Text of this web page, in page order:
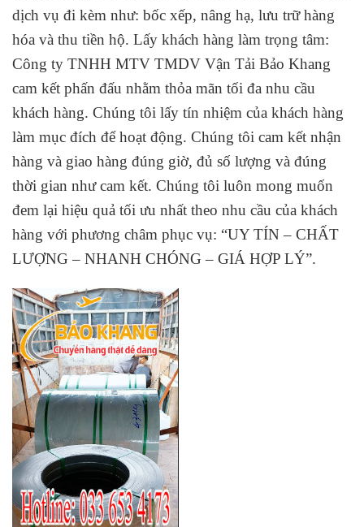
dịch vụ đi kèm như: bốc xếp, nâng hạ, lưu trữ hàng
hóa và thu tiền hộ. Lấy khách hàng làm trọng tâm:
Công ty TNHH MTV TMDV Vận Tải Bảo Khang
cam kết phấn đấu nhằm thỏa mãn tối đa nhu cầu
khách hàng. Chúng tôi lấy tín nhiệm của khách hàng
làm mục đích để hoạt động. Chúng tôi cam kết nhận
hàng và giao hàng đúng giờ, đủ số lượng và đúng
thời gian như cam kết. Chúng tôi luôn mong muốn
đem lại hiệu quả tối ưu nhất theo nhu cầu của khách
hàng với phương châm phục vụ: “UY TÍN – CHẤT
LƯỢNG – NHANH CHÓNG – GIÁ HỢP LÝ”.